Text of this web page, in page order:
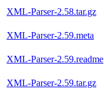
XML-Parser-2.58.tar.gz
XML-Parser-2.59.meta
XML-Parser-2.59.readme
XML-Parser-2.59.tar.gz